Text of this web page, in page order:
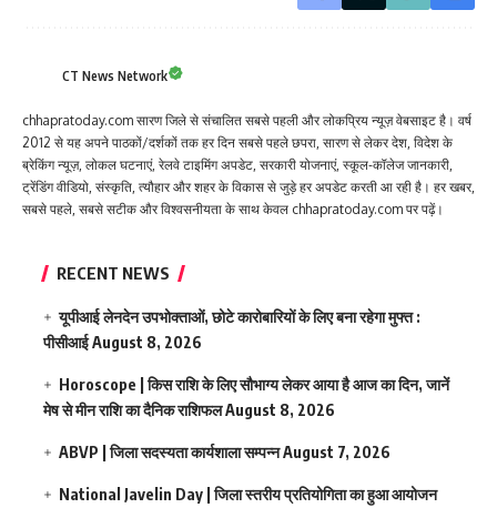
CT News Network
chhapratoday.com सारण जिले से संचालित सबसे पहली और लोकप्रिय न्यूज़ वेबसाइट है। वर्ष
2012 से यह अपने पाठकों/दर्शकों तक हर दिन सबसे पहले छपरा, सारण से लेकर देश, विदेश के
ब्रेकिंग न्यूज़, लोकल घटनाएं, रेलवे टाइमिंग अपडेट, सरकारी योजनाएं, स्कूल-कॉलेज जानकारी,
ट्रेंडिंग वीडियो, संस्कृति, त्यौहार और शहर के विकास से जुड़े हर अपडेट करती आ रही है। हर खबर,
सबसे पहले, सबसे सटीक और विश्वसनीयता के साथ केवल chhapratoday.com पर पढ़ें।
RECENT NEWS
यूपीआई लेनदेन उपभोक्ताओं, छोटे कारोबारियों के लिए बना रहेगा मुफ्त :
पीसीआईAugust 8, 2026
Horoscope | किस राशि के लिए सौभाग्य लेकर आया है आज का दिन, जानें
मेष से मीन राशि का दैनिक राशिफलAugust 8, 2026
ABVP | जिला सदस्यता कार्यशाला सम्पन्नAugust 7, 2026
National Javelin Day | जिला स्तरीय प्रतियोगिता का हुआ आयोजन